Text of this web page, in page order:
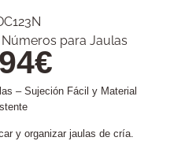
Números para Jaulas
€
– Sujeción Fácil y Material
y organizar jaulas de cría.